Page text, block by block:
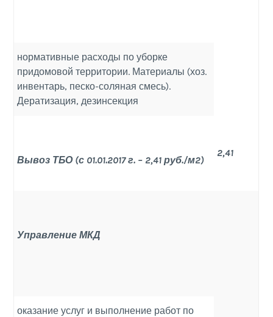
нормативные расходы по уборке
придомовой территории. Материалы (хоз.
инвентарь, песко-соляная смесь).
Дератизация, дезинсекция
Вывоз ТБО (с 01.01.2017 г. – 2,41 руб./м2)
2,41
Управление МКД
оказание услуг и выполнение работ по